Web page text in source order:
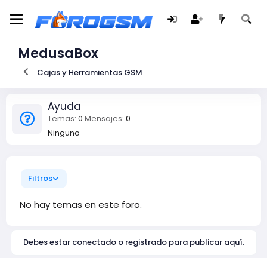
MedusaBox
Cajas y Herramientas GSM
Ayuda
Temas 0 Mensajes 0
Ninguno
Filtros
No hay temas en este foro.
Debes estar conectado o registrado para publicar aquí.